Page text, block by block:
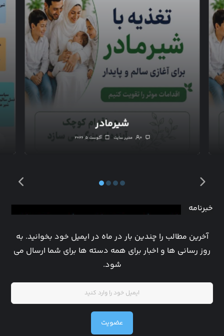
شیرمادر
آگوست ۵, ۲۰۲۶ مدیر سایت ۰
خبرنامه
آخرین مطالب را چندین بار در ماه در ایمیل خود بخوانید. به
روز رسانی ها و اخبار برای همه دسته ها برای شما ارسال می
شود.
عضویت